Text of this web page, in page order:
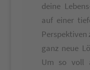
deine
auf einer
ganz neue
Um so voll